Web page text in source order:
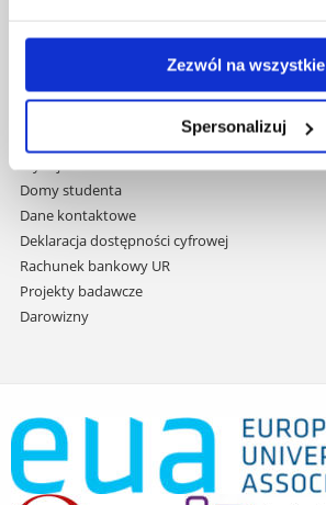
Zezwól na wszystkie
Spersonalizuj
Praca na UR
Fundusze strukturalne
Projekty realizowane z KPO
Domy studenta
Dane kontaktowe
Deklaracja dostępności cyfrowej
Rachunek bankowy UR
Projekty badawcze
Darowizny